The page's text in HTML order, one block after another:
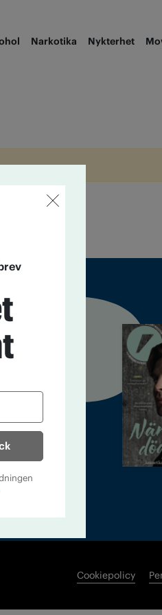
Narkotika Nykterhet
Cookiepolicy